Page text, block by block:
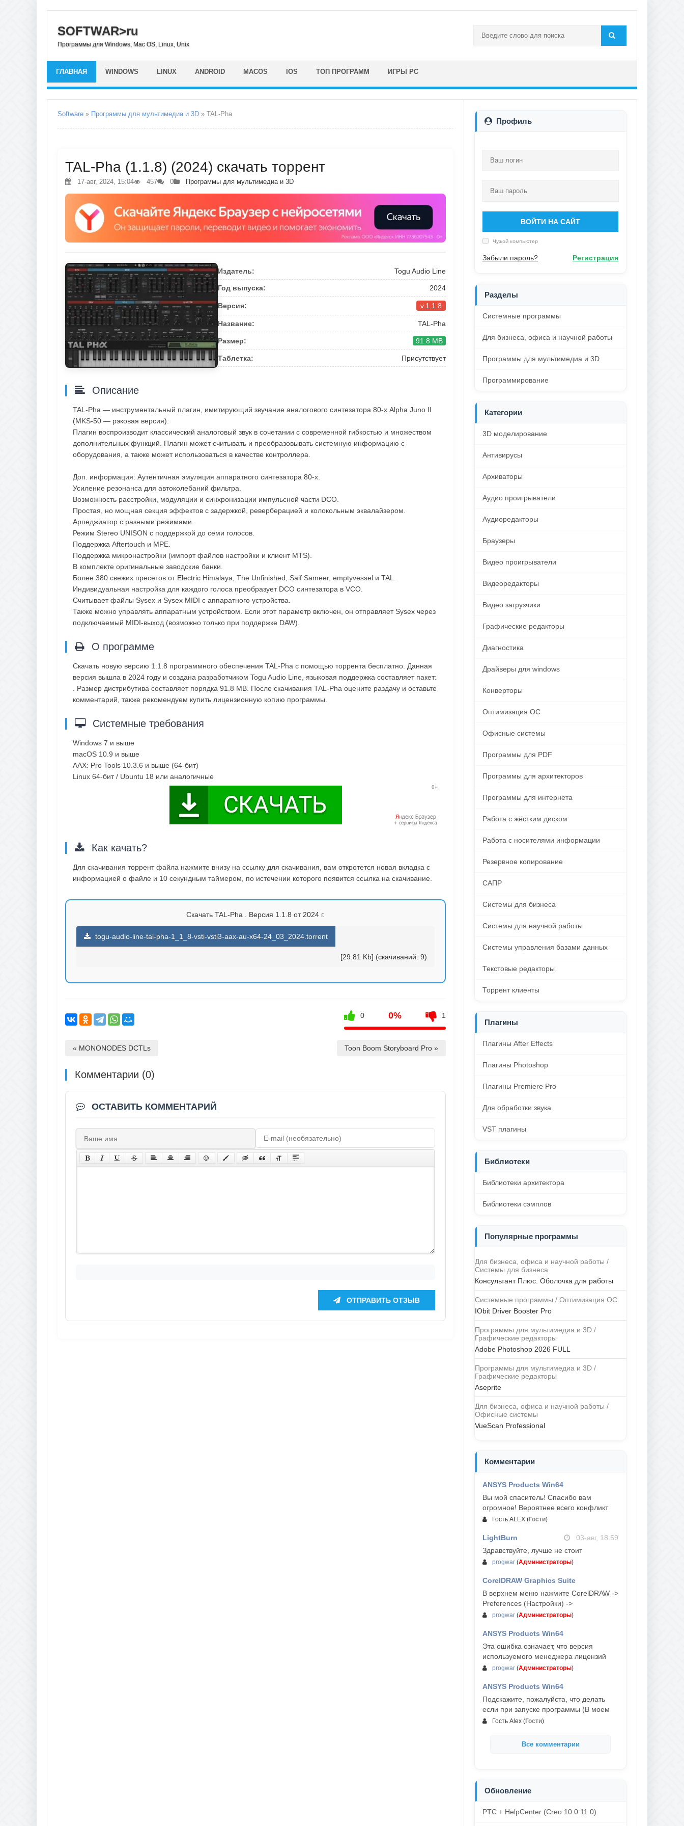
SOFTWAR>ru
Программы для Windows, Mac OS, Linux, Unix
ГЛАВНАЯ WINDOWS LINUX ANDROID MACOS IOS ТОП ПРОГРАММ ИГРЫ PC
Software » Программы для мультимедиа и 3D » TAL-Pha
TAL-Pha (1.1.8) (2024) скачать торрент
17-авг, 2024, 15:04 457 0 Программы для мультимедиа и 3D
Издатель: Togu Audio Line
Год выпуска: 2024
Версия: v.1.1.8
Название: TAL-Pha
Размер: 91.8 MB
Таблетка: Присутствует
Описание
TAL-Pha — инструментальный плагин, имитирующий звучание аналогового синтезатора 80-х Alpha Juno II
(MKS-50 — рэковая версия).
Плагин воспроизводит классический аналоговый звук в сочетании с современной гибкостью и множеством
дополнительных функций. Плагин может считывать и преобразовывать системную информацию с
оборудования, а также может использоваться в качестве контроллера.
Доп. информация: Аутентичная эмуляция аппаратного синтезатора 80-х.
Усиление резонанса для автоколебаний фильтра.
Возможность расстройки, модуляции и синхронизации импульсной части DCO.
Простая, но мощная секция эффектов с задержкой, реверберацией и колокольным эквалайзером.
Арпеджиатор с разными режимами.
Режим Stereo UNISON с поддержкой до семи голосов.
Поддержка Aftertouch и MPE.
Поддержка микронастройки (импорт файлов настройки и клиент MTS).
В комплекте оригинальные заводские банки.
Более 380 свежих пресетов от Electric Himalaya, The Unfinished, Saif Sameer, emptyvessel и TAL.
Индивидуальная настройка для каждого голоса преобразует DCO синтезатора в VCO.
Считывает файлы Sysex и Sysex MIDI с аппаратного устройства.
Также можно управлять аппаратным устройством. Если этот параметр включен, он отправляет Sysex через
подключаемый MIDI-выход (возможно только при поддержке DAW).
О программе
Скачать новую версию 1.1.8 программного обеспечения TAL-Pha с помощью торрента бесплатно. Данная
версия вышла в 2024 году и создана разработчиком Togu Audio Line, языковая поддержка составляет пакет:
. Размер дистрибутива составляет порядка 91.8 MB. После скачивания TAL-Pha оцените раздачу и оставьте
комментарий, также рекомендуем купить лицензионную копию программы.
Системные требования
Windows 7 и выше
macOS 10.9 и выше
AAX: Pro Tools 10.3.6 и выше (64-бит)
Linux 64-бит / Ubuntu 18 или аналогичные
Как качать?
Для скачивания торрент файла нажмите внизу на ссылку для скачивания, вам откротется новая вкладка с
информацией о файле и 10 секундным таймером, по истечении которого появится ссылка на скачивание.
Скачать TAL-Pha . Версия 1.1.8 от 2024 г.
togu-audio-line-tal-pha-1_1_8-vsti-vsti3-aax-au-x64-24_03_2024.torrent
[29.81 Kb] (cкачиваний: 9)
0 0% 1
« MONONODES DCTLs Toon Boom Storyboard Pro »
Комментарии (0)
ОСТАВИТЬ КОММЕНТАРИЙ
ОТПРАВИТЬ ОТЗЫВ
Профиль
ВОЙТИ НА САЙТ
Чужой компьютер
Забыли пароль? Регистрация
Разделы
Системные программы
Для бизнеса, офиса и научной работы
Программы для мультимедиа и 3D
Программирование
Категории
3D моделирование
Антивирусы
Архиваторы
Аудио проигрыватели
Аудиоредакторы
Браузеры
Видео проигрыватели
Видеоредакторы
Видео загрузчики
Графические редакторы
Диагностика
Драйверы для windows
Конверторы
Оптимизация ОС
Офисные системы
Программы для PDF
Программы для архитекторов
Программы для интернета
Работа с жёстким диском
Работа с носителями информации
Резервное копирование
САПР
Системы для бизнеса
Системы для научной работы
Системы управления базами данных
Текстовые редакторы
Торрент клиенты
Плагины
Плагины After Effects
Плагины Photoshop
Плагины Premiere Pro
Для обработки звука
VST плагины
Библиотеки
Библиотеки архитектора
Библиотеки сэмплов
Популярные программы
Для бизнеса, офиса и научной работы /
Системы для бизнеса
Консультант Плюс. Оболочка для работы
Системные программы / Оптимизация ОС
IObit Driver Booster Pro
Программы для мультимедиа и 3D /
Графические редакторы
Adobe Photoshop 2026 FULL
Программы для мультимедиа и 3D /
Графические редакторы
Aseprite
Для бизнеса, офиса и научной работы /
Офисные системы
VueScan Professional
Комментарии
ANSYS Products Win64
Вы мой спаситель! Спасибо вам
огромное! Вероятнее всего конфликт
Гость ALEX (Гости)
LightBurn
03-авг, 18:59
Здравствуйте, лучше не стоит
progwar (Администраторы)
CorelDRAW Graphics Suite
03-авг, 18:58
В верхнем меню нажмите CorelDRAW ->
Preferences (Настройки) ->
progwar (Администраторы)
ANSYS Products Win64
Эта ошибка означает, что версия
используемого менеджера лицензий
progwar (Администраторы)
ANSYS Products Win64
Подскажите, пожалуйста, что делать
если при запуске программы (В моем
Гость Alex (Гости)
Все комментарии
Обновление
PTC + HelpCenter (Creo 10.0.11.0)